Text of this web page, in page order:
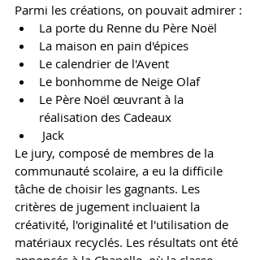
Parmi les créations, on pouvait admirer :
La porte du Renne du Père Noël
La maison en pain d'épices
Le calendrier de l'Avent
Le bonhomme de Neige Olaf
Le Père Noël œuvrant à la
réalisation des Cadeaux
Jack
Le jury, composé de membres de la
communauté scolaire, a eu la difficile
tâche de choisir les gagnants. Les
critères de jugement incluaient la
créativité, l'originalité et l'utilisation de
matériaux recyclés. Les résultats ont été